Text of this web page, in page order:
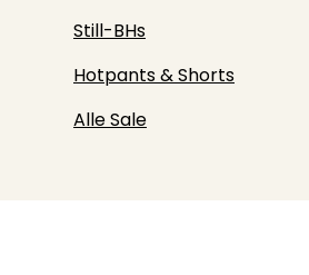
Still-BHs
Hotpants & Shorts
Alle Sale